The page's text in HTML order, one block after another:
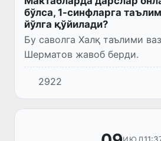
бўлса, 1-синфларга
йўлга қўйилади?
Бу саволга Халқ таълими
Шерматов жавоб берди.
2922